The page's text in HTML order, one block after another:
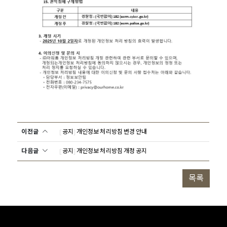
이전글 [공지] 개인정보 처리방침 변경 안내
다음글 [공지] 개인정보 처리방침 개정 공지
목록